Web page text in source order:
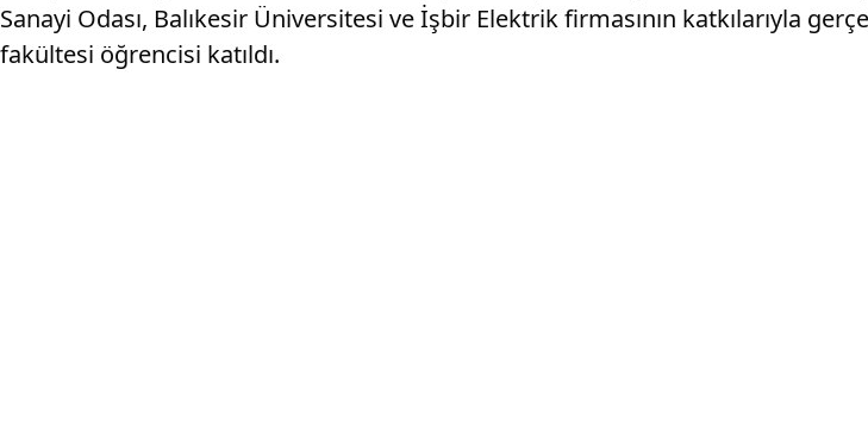
Sanayi Odası, Balıkesir Üniversitesi ve İşbir Elektrik firmasının katkılarıyla
fakültesi öğrencisi katıldı.